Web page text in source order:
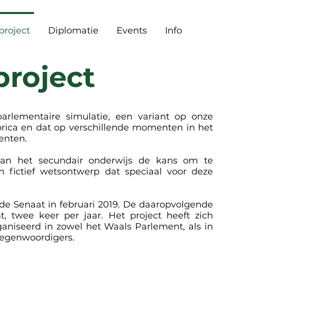
Diplomatie Events Info
simulatie, een variant op onze
en dat op verschillende momenten in het
het secundair onderwijs de kans om te
wetsontwerp dat speciaal voor deze
Senaat in februari 2019. De daaropvolgende
twee keer per jaar. Het project heeft zich
in zowel het Waals Parlement, als in